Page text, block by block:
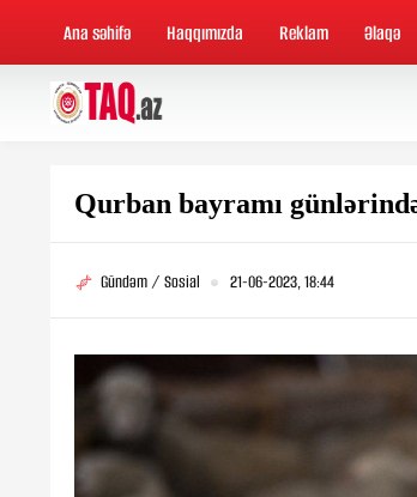
Ana səhifə Haqqımızda Reklam Əlaqə
Qurban bayramı
Gündəm / Sosial 21-06-2023, 18:44